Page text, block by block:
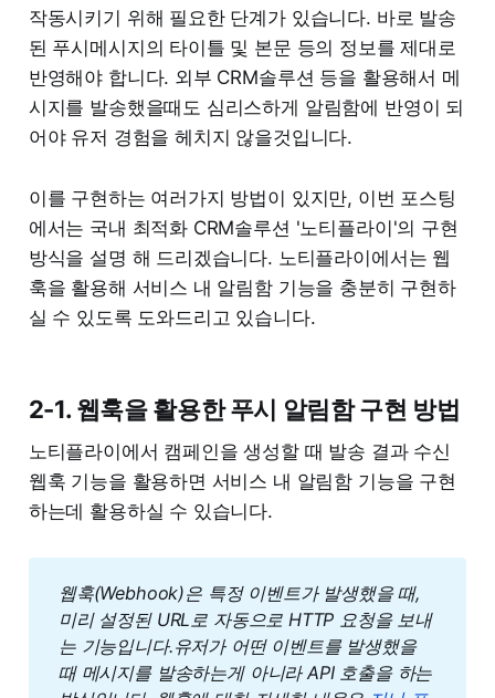
작동시키기 위해 필요한 단계가 있습니다. 바로 발송
된 푸시메시지의 타이틀 및 본문 등의 정보를 제대로
반영해야 합니다. 외부 CRM솔루션 등을 활용해서 메
시지를 발송했을때도 심리스하게 알림함에 반영이 되
어야 유저 경험을 헤치지 않을것입니다.
이를 구현하는 여러가지 방법이 있지만, 이번 포스팅
에서는 국내 최적화 CRM솔루션 '노티플라이'의 구현
방식을 설명 해 드리겠습니다. 노티플라이에서는 웹
훅을 활용해 서비스 내 알림함 기능을 충분히 구현하
실 수 있도록 도와드리고 있습니다.
2-1. 웹훅을 활용한 푸시 알림함 구현 방법
노티플라이에서 캠페인을 생성할 때 발송 결과 수신
웹훅 기능을 활용하면 서비스 내 알림함 기능을 구현
하는데 활용하실 수 있습니다.
웹훅(Webhook)은 특정 이벤트가 발생했을 때,
미리 설정된 URL로 자동으로 HTTP 요청을 보내
는 기능입니다.유저가 어떤 이벤트를 발생했을
때 메시지를 발송하는게 아니라 API 호출을 하는